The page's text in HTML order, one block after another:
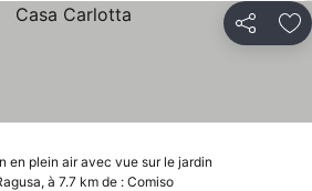
Partager
en plein air avec vue sur le jardin
à 7.7 km de : Comiso